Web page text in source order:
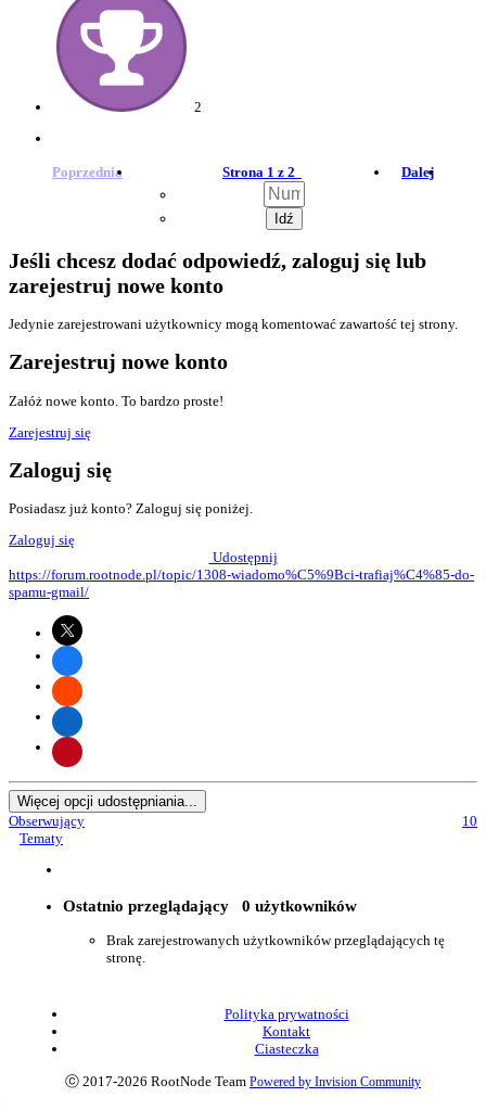
2
Poprzednia Dalej
Strona 1 z 2
Jeśli chcesz dodać odpowiedź, zaloguj się lub
zarejestruj nowe konto
Jedynie zarejestrowani użytkownicy mogą komentować zawartość tej strony.
Zarejestruj nowe konto
Załóż nowe konto. To bardzo proste!
Zarejestruj się
Zaloguj się
Posiadasz już konto? Zaloguj się poniżej.
Zaloguj się
Udostępnij
https://forum.rootnode.pl/topic/1308-wiadomo%C5%9Bci-trafiaj%C4%85-do-
spamu-gmail/
Więcej opcji udostępniania...
Obserwujący
10
Tematy
Ostatnio przeglądający 0 użytkowników
Brak zarejestrowanych użytkowników przeglądających tę
stronę.
Polityka prywatności
Kontakt
Ciasteczka
ⓒ 2017-2026 RootNode Team Powered by Invision Community